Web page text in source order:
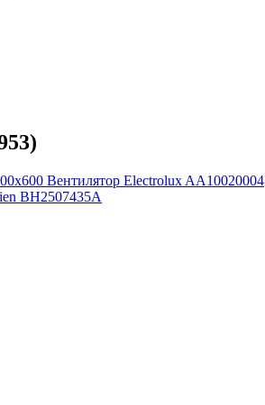
Вентилятор Electrolux AA10020004
BH2507435A